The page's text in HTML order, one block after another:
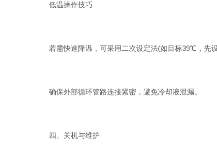
低温操作技巧
若需快速降温，可采用二次设定法(如目标39℃，先
确保外部循环管路连接紧密，避免冷却液泄漏。
四、关机与维护